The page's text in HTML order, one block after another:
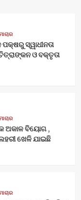
ସ୍ୱାଧୀନତା
ଓ ବକ୍ତୃତା
ଅକାଳ ବିୟୋଗ ,
ଖେଳି ଯାଇଛି